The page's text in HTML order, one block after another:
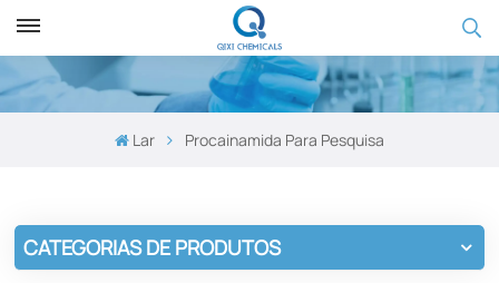
Lar Procainamida Para Pesquisa
CATEGORIAS DE PRODUTOS